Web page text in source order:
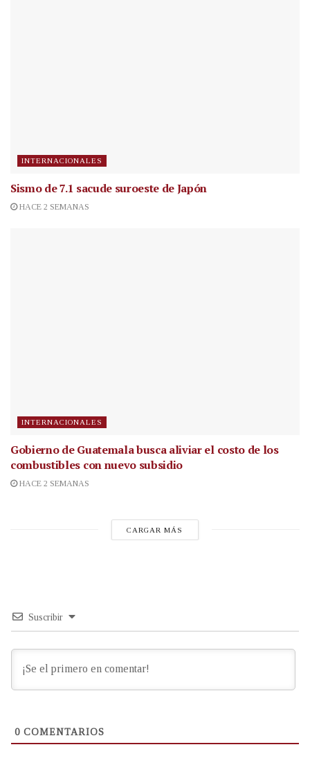
INTERNACIONALES
Sismo de 7.1 sacude suroeste de Japón
HACE 2 SEMANAS
INTERNACIONALES
Gobierno de Guatemala busca aliviar el costo de los
combustibles con nuevo subsidio
HACE 2 SEMANAS
CARGAR MÁS
Suscribir
0 COMENTARIOS